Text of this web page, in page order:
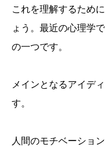
これを理解するため
ょう。最近の心理学
の一つです。
メインとなるアイデ
す。
人間のモチベーショ